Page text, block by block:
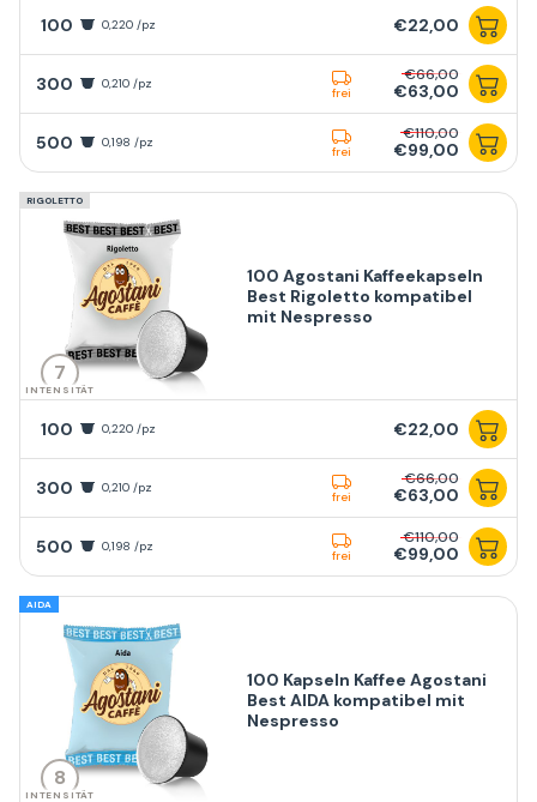
100 0,220 /pz €22,00
300 0,210 /pz
frei
€66,00
€63,00
500 0,198 /pz
frei
€110,00
€99,00
RIGOLETTO
7
INTENSITÄT
100 Agostani Kaffeekapseln
Best Rigoletto kompatibel
mit Nespresso
100 0,220 /pz €22,00
300 0,210 /pz
frei
€66,00
€63,00
500 0,198 /pz
frei
€110,00
€99,00
AIDA
8
INTENSITÄT
100 Kapseln Kaffee Agostani
Best AIDA kompatibel mit
Nespresso